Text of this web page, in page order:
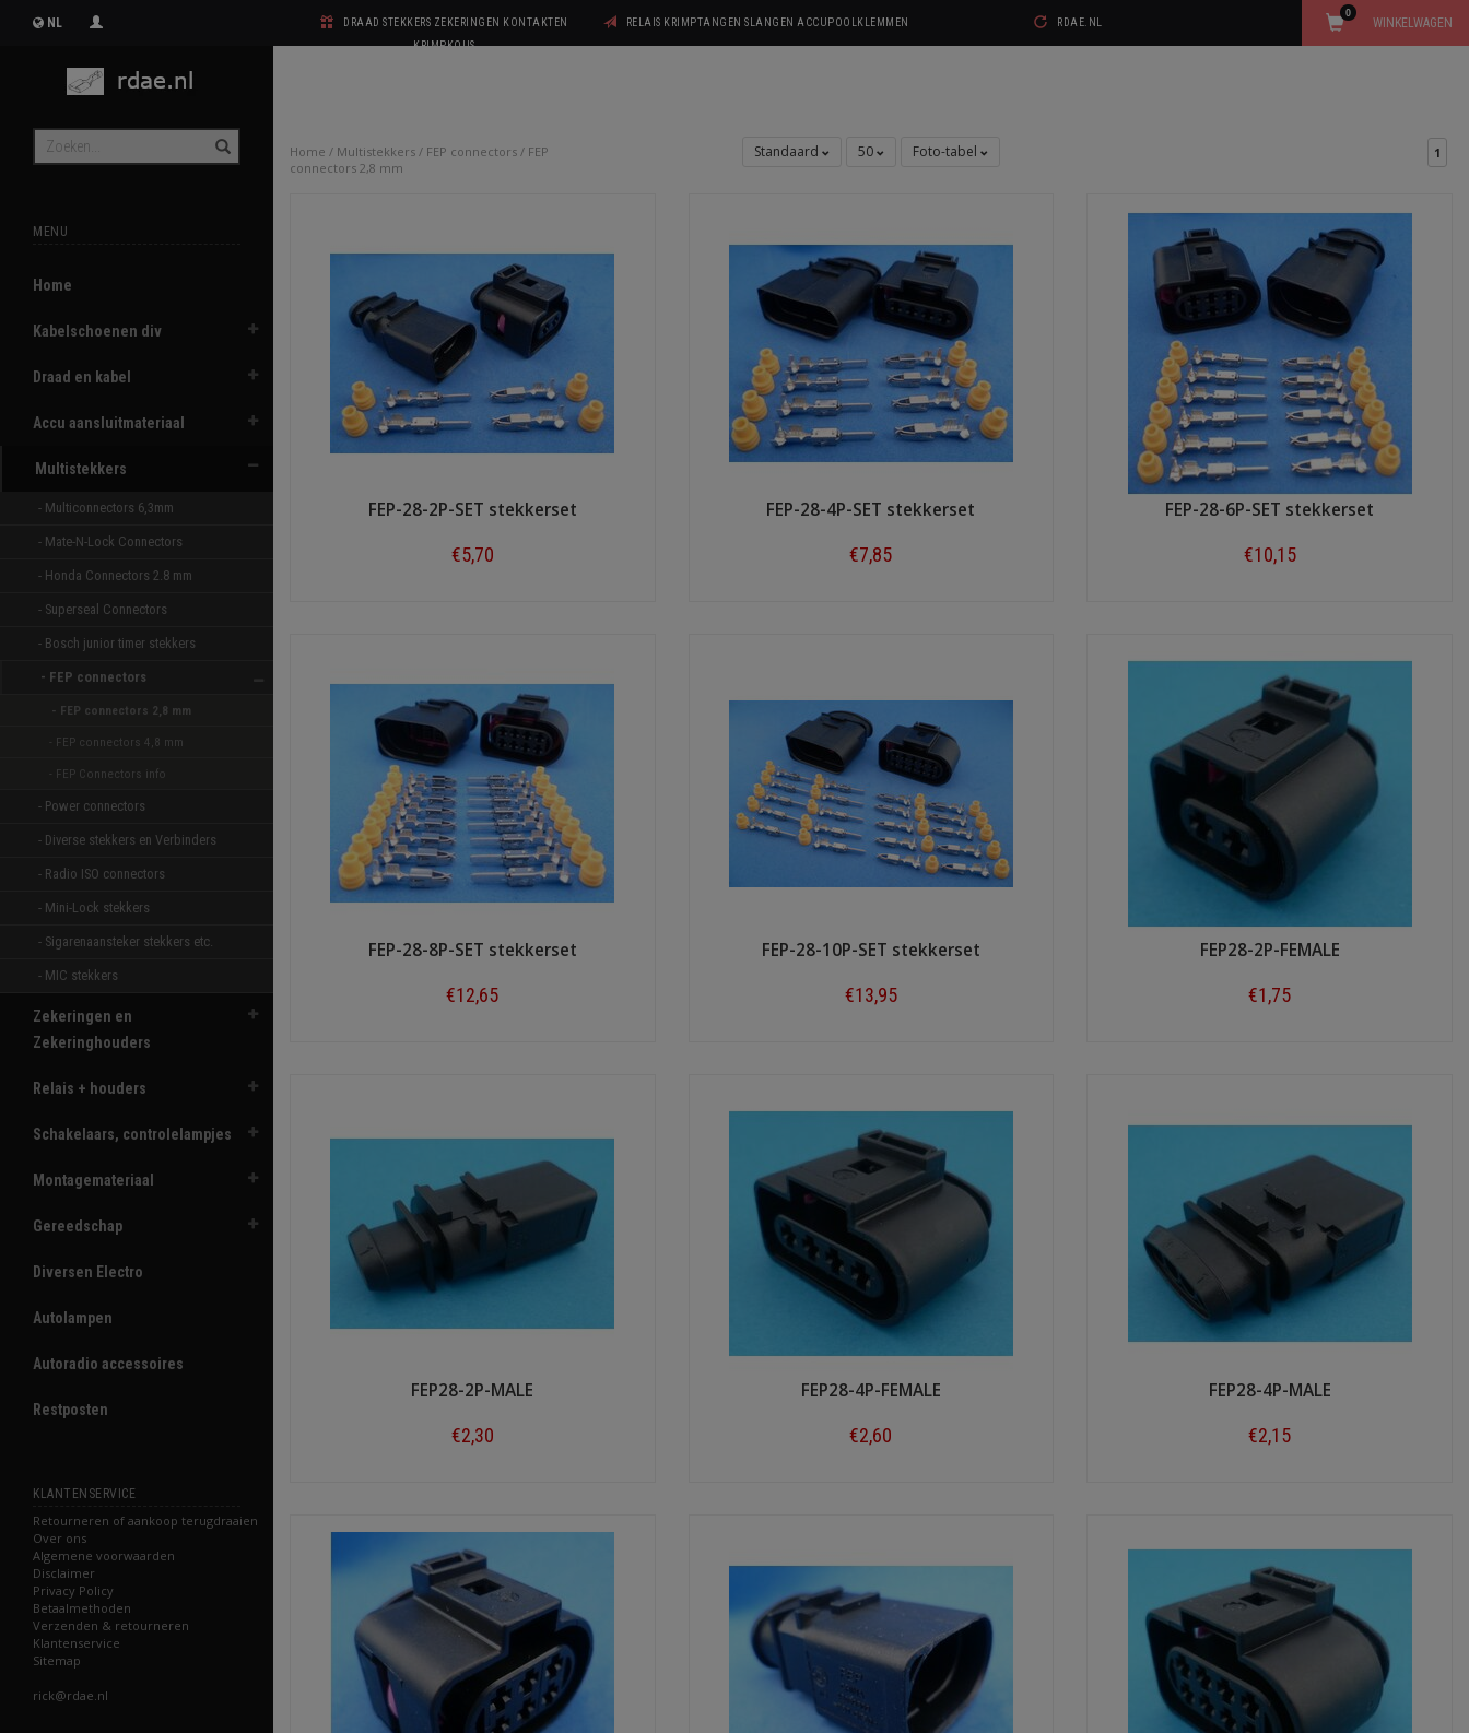
NL
DRAAD STEKKERS ZEKERINGEN KONTAKTEN
KRIMPKOUS
RELAIS KRIMPTANGEN SLANGEN ACCUPOOLKLEMMEN RDAE.NL WINKELWAGEN
0
MENU
Home
Kabelschoenen div
Draad en kabel
Accu aansluitmateriaal
Multistekkers
- Multiconnectors 6,3mm
- Mate-N-Lock Connectors
- Honda Connectors 2.8 mm
- Superseal Connectors
- Bosch junior timer stekkers
- FEP connectors
- FEP connectors 2,8 mm
- FEP connectors 4,8 mm
- FEP Connectors info
- Power connectors
- Diverse stekkers en Verbinders
- Radio ISO connectors
- Mini-Lock stekkers
- Sigarenaansteker stekkers etc.
- MIC stekkers
Zekeringen en
Zekeringhouders
Relais + houders
Schakelaars, controlelampjes
Montagemateriaal
Gereedschap
Diversen Electro
Autolampen
Autoradio accessoires
Restposten
KLANTENSERVICE
Retourneren of aankoop terugdraaien
Over ons
Algemene voorwaarden
Disclaimer
Privacy Policy
Betaalmethoden
Verzenden & retourneren
Klantenservice
Sitemap
rick@rdae.nl
Home / Multistekkers / FEP connectors / FEP
connectors 2,8 mm
Standaard 50 Foto-tabel 1
FEP-28-2P-SET stekkerset
€5,70
FEP-28-4P-SET stekkerset
€7,85
FEP-28-6P-SET stekkerset
€10,15
FEP-28-8P-SET stekkerset
€12,65
FEP-28-10P-SET stekkerset
€13,95
FEP28-2P-FEMALE
€1,75
FEP28-2P-MALE
€2,30
FEP28-4P-FEMALE
€2,60
FEP28-4P-MALE
€2,15